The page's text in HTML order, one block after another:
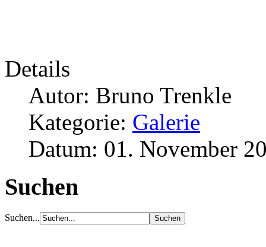
Details
Autor: Bruno Trenkle
Kategorie: Galerie
Datum: 01. November
Suchen
Suchen...